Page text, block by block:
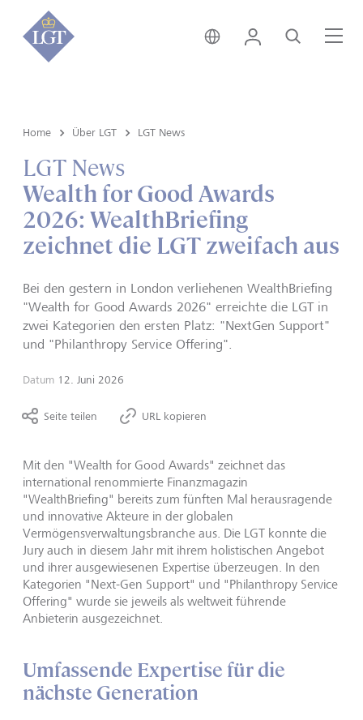
Schweiz • Deutsch
Login Suche
Home Über LGT LGT News
LGT News
Wealth for Good Awards
2026: WealthBriefing
zeichnet die LGT zweifach aus
Bei den gestern in London verliehenen WealthBriefing
"Wealth for Good Awards 2026" erreichte die LGT in
zwei Kategorien den ersten Platz: "NextGen Support"
und "Philanthropy Service Offering".
Datum 12. Juni 2026
Seite teilen URL kopieren
Mit den "Wealth for Good Awards" zeichnet das
international renommierte Finanzmagazin
"WealthBriefing" bereits zum fünften Mal herausragende
und innovative Akteure in der globalen
Vermögensverwaltungsbranche aus. Die LGT konnte die
Jury auch in diesem Jahr mit ihrem holistischen Angebot
und ihrer ausgewiesenen Expertise überzeugen. In den
Kategorien "Next-Gen Support" und "Philanthropy Service
Offering" wurde sie jeweils als weltweit führende
Anbieterin ausgezeichnet.
Umfassende Expertise für die
nächste Generation